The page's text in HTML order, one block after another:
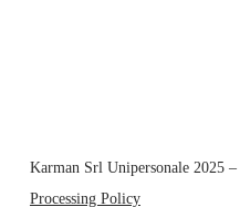
Karman Srl Unipersonale 2025 –
Processing Policy